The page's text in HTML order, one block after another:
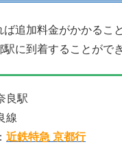
追加料金がかかるこ
に到着することがで
良駅
線
近鉄特急 京都行